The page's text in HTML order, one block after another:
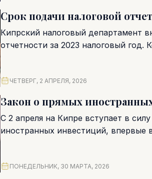
Срок подачи налоговой
Кипрский налоговый департамент
отчетности за 2023 налоговый год.
ЧЕТВЕРГ, 2 АПРЕЛЯ, 2026
Закон о прямых
С 2 апреля на Кипре вступает в
иностранных инвестиций, впервые
ПОНЕДЕЛЬНИК, 30 МАРТА, 2026